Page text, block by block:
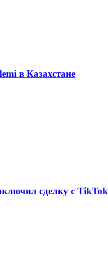
в Казахстане
сделку с TikTok